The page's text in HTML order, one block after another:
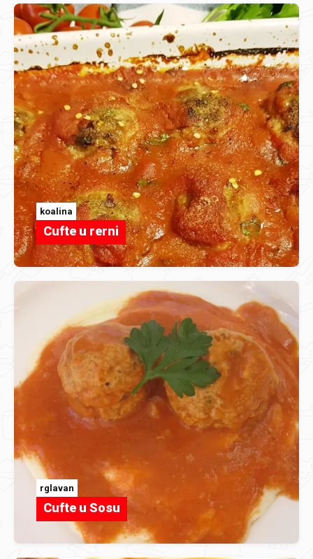
koalina
Cufte u rerni
rglavan
Cufte u Sosu